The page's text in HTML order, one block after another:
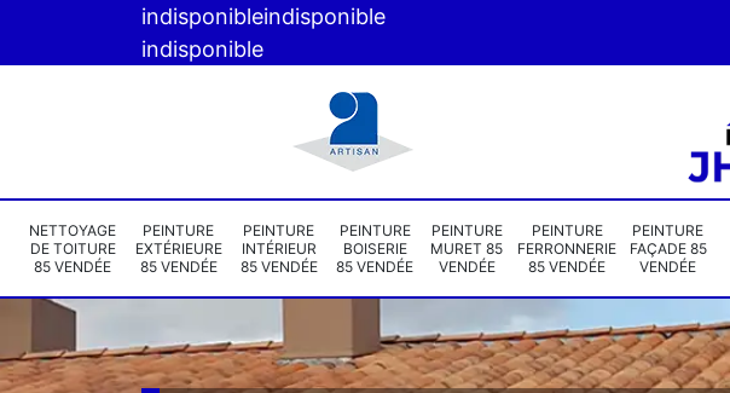
indisponibleindisponible
indisponible
NETTOYAGE
DE TOITURE
85 VENDÉE
PEINTURE
EXTÉRIEURE
85 VENDÉE
PEINTURE
INTÉRIEUR
85 VENDÉE
PEINTURE
BOISERIE
85 VENDÉE
PEINTURE
MURET 85
VENDÉE
PEINTURE
FERRONNERIE
85 VENDÉE
PEINTURE
FAÇADE 85
VENDÉE